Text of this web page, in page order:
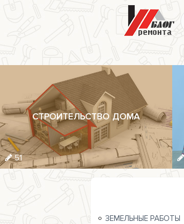
СТРОИТЕЛЬСТВО ДОМА
51
ЗЕМЕЛЬНЫЕ РАБОТЫ